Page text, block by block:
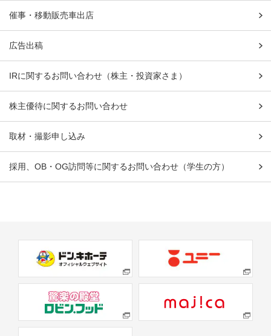
催事・移動販売車出店
広告出稿
IRに関するお問い合わせ（株主・投資家さま）
株主優待に関するお問い合わせ
取材・撮影申し込み
採用、OB・OG訪問等に関するお問い合わせ（学生の方）